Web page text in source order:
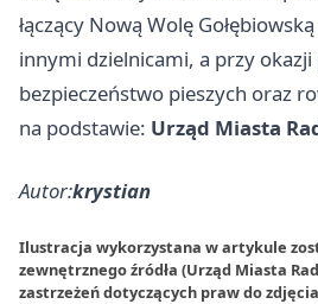
łączący Nową Wolę
innymi dzielnicami, a przy
bezpieczeństwo pieszych oraz
na podstawie: Urząd Miasta
Autor:krystian
Ilustracja wykorzystana w artykule
zewnętrznego źródła (Urząd Miasta
zastrzeżeń dotyczących praw do